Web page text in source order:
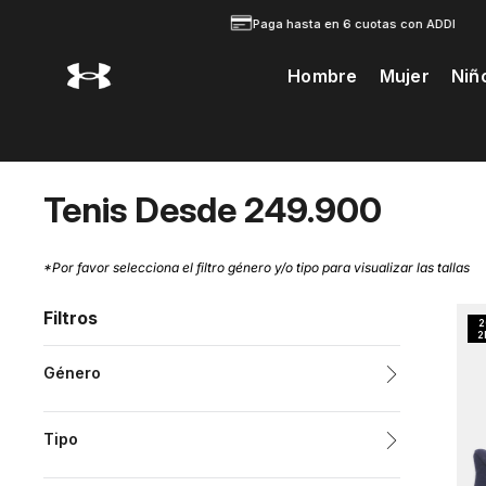
Paga hasta en 6 cuotas con ADDI
Hombre Mujer
Tenis Desde 249.900
*Por favor selecciona el filtro género y/o tipo para visualizar las tallas
Filtros
Género
Hombre
Tipo